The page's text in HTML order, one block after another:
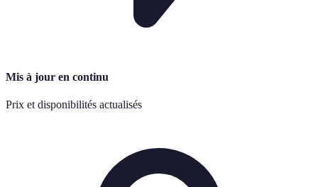
Mis à jour en continu
Prix et disponibilités actualisés